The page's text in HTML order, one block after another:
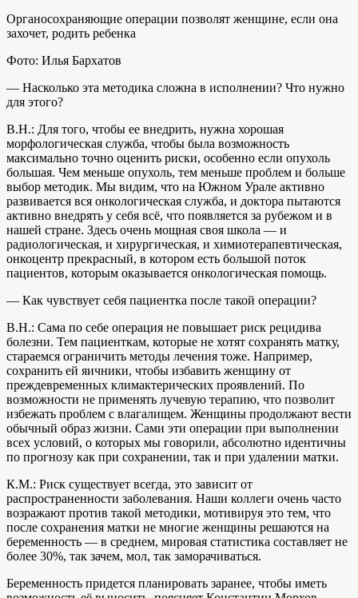
Органосохраняющие операции позволят женщине, если она
захочет, родить ребенка
Фото: Илья Бархатов
— Насколько эта методика сложна в исполнении? Что нужно
для этого?
В.Н.: Для того, чтобы ее внедрить, нужна хорошая
морфологическая служба, чтобы была возможность
максимально точно оценить риски, особенно если опухоль
большая. Чем меньше опухоль, тем меньше проблем и больше
выбор методик. Мы видим, что на Южном Урале активно
развивается вся онкологическая служба, и доктора пытаются
активно внедрять у себя всё, что появляется за рубежом и в
нашей стране. Здесь очень мощная своя школа — и
радиологическая, и хирургическая, и химиотерапевтическая,
онкоцентр прекрасный, в котором есть большой поток
пациентов, которым оказывается онкологическая помощь.
— Как чувствует себя пациентка после такой операции?
В.Н.: Сама по себе операция не повышает риск рецидива
болезни. Тем пациенткам, которые не хотят сохранять матку,
стараемся ограничить методы лечения тоже. Например,
сохранить ей яичники, чтобы избавить женщину от
преждевременных климактерических проявлений. По
возможности не применять лучевую терапию, что позволит
избежать проблем с влагалищем. Женщины продолжают вести
обычный образ жизни. Сами эти операции при выполнении
всех условий, о которых мы говорили, абсолютно идентичны
по прогнозу как при сохранении, так и при удалении матки.
К.М.: Риск существует всегда, это зависит от
распространенности заболевания. Наши коллеги очень часто
возражают против такой методики, мотивируя это тем, что
после сохранения матки не многие женщины решаются на
беременность — в среднем, мировая статистика составляет не
более 30%, так зачем, мол, так заморачиваться.
Беременность придется планировать заранее, чтобы иметь